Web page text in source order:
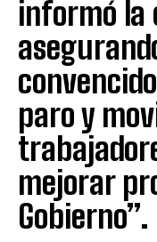
informó la
paro y
mejorar
Gobierno”.